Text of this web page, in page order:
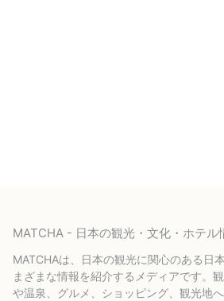
MATCHA - 日本の観光・文化・ホテ
MATCHAは、日本の観光に関心のある日
まざまな情報を紹介するメディアです。
や温泉、グルメ、ショッピング、観光地